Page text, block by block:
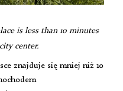
is less than 10 minutes
center.
znajduje się mniej niż 10